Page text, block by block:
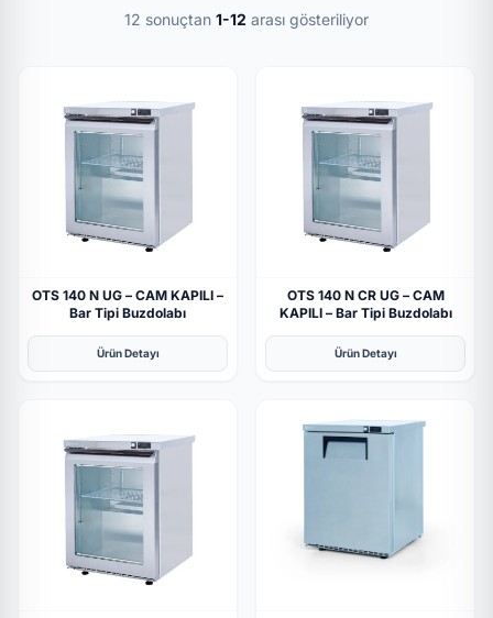
12 sonuçtan 1-12 arası gösteriliyor
OTS 140 N UG – CAM KAPILI –
Bar Tipi Buzdolabı
Ürün Detayı
OTS 140 N CR UG – CAM
KAPILI – Bar Tipi Buzdolabı
Ürün Detayı